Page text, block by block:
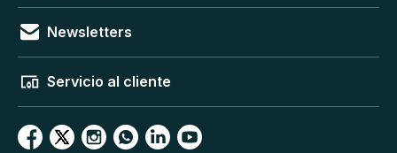
Newsletters
Servicio al cliente